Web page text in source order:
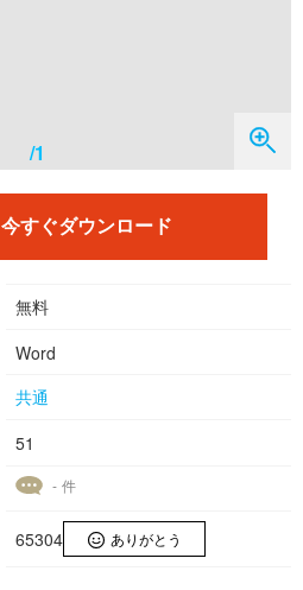
/1
今すぐダウンロード
無料
Word
共通
51
- 件
65304 ありがとう